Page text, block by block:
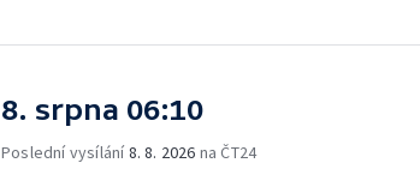
8. srpna 06:10
Poslední vysílání8. 8. 2026 na ČT24